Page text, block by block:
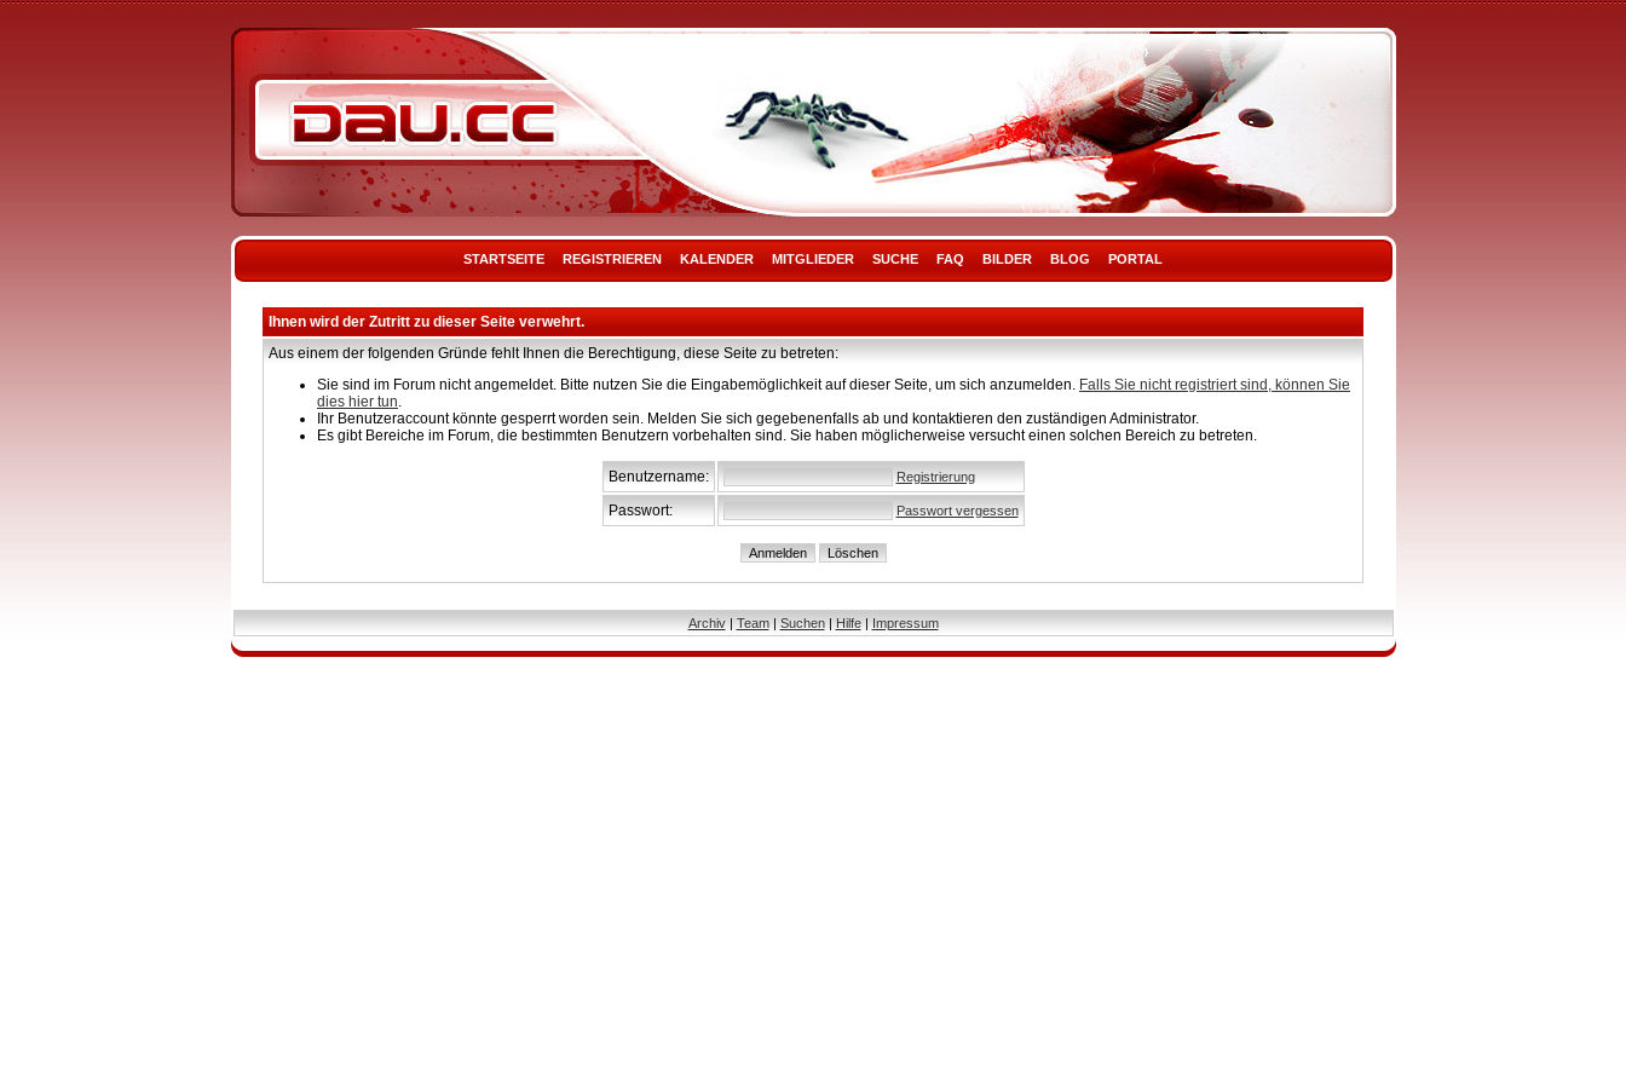
STARTSEITE REGISTRIEREN KALENDER MITGLIEDER SUCHE FAQ BILDER BLOG PORTAL
Ihnen wird der Zutritt zu dieser Seite verwehrt.
Aus einem der folgenden Gründe fehlt Ihnen die Berechtigung, diese Seite zu betreten:
Sie sind im Forum nicht angemeldet. Bitte nutzen Sie die Eingabemöglichkeit auf dieser Seite, um sich anzumelden. Falls Sie nicht registriert sind, können Sie
dies hier tun.
Ihr Benutzeraccount könnte gesperrt worden sein. Melden Sie sich gegebenenfalls ab und kontaktieren den zuständigen Administrator.
Es gibt Bereiche im Forum, die bestimmten Benutzern vorbehalten sind. Sie haben möglicherweise versucht einen solchen Bereich zu betreten.
Benutzername: Registrierung
Passwort: Passwort vergessen
Archiv| Team| Suchen| Hilfe| Impressum